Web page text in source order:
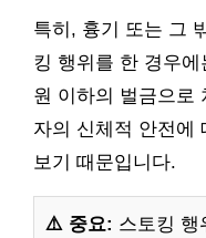
특히, 흉기 또는 그
킹 행위를 한 경우
원 이하의 벌금으로
자의 신체적 안전에
보기 때문입니다.
⚠️ 중요: 스토킹 행